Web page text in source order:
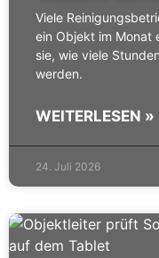
Viele
ein Objekt im Monat
sie, wie viele
werden.
WEITERLESEN »
24. Juli 2026